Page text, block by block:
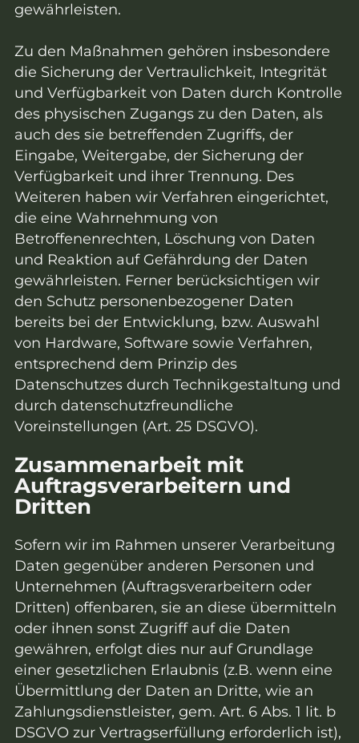
gewährleisten.
Zu den Maßnahmen gehören insbesondere
die Sicherung der Vertraulichkeit, Integrität
und Verfügbarkeit von Daten durch Kontrolle
des physischen Zugangs zu den Daten, als
auch des sie betreffenden Zugriffs, der
Eingabe, Weitergabe, der Sicherung der
Verfügbarkeit und ihrer Trennung. Des
Weiteren haben wir Verfahren eingerichtet,
die eine Wahrnehmung von
Betroffenenrechten, Löschung von Daten
und Reaktion auf Gefährdung der Daten
gewährleisten. Ferner berücksichtigen wir
den Schutz personenbezogener Daten
bereits bei der Entwicklung, bzw. Auswahl
von Hardware, Software sowie Verfahren,
entsprechend dem Prinzip des
Datenschutzes durch Technikgestaltung und
durch datenschutzfreundliche
Voreinstellungen (Art. 25 DSGVO).
Zusammenarbeit mit
Auftragsverarbeitern und
Dritten
Sofern wir im Rahmen unserer Verarbeitung
Daten gegenüber anderen Personen und
Unternehmen (Auftragsverarbeitern oder
Dritten) offenbaren, sie an diese übermitteln
oder ihnen sonst Zugriff auf die Daten
gewähren, erfolgt dies nur auf Grundlage
einer gesetzlichen Erlaubnis (z.B. wenn eine
Übermittlung der Daten an Dritte, wie an
Zahlungsdienstleister, gem. Art. 6 Abs. 1 lit. b
DSGVO zur Vertragserfüllung erforderlich ist),